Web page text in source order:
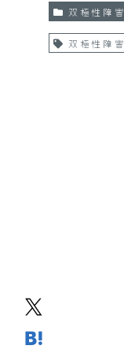
双極性障害
双極性障害